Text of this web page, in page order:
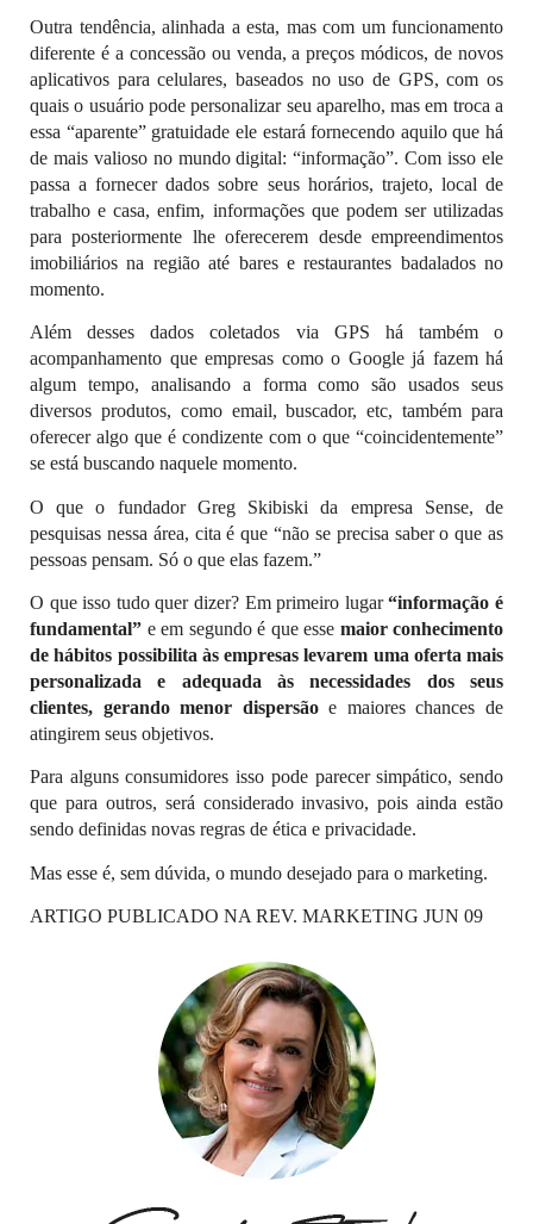
Outra tendência, alinhada a esta, mas com um funcionamento
diferente é a concessão ou venda, a preços módicos, de novos
aplicativos para celulares, baseados no uso de GPS, com os
quais o usuário pode personalizar seu aparelho, mas em troca a
essa “aparente” gratuidade ele estará fornecendo aquilo que há
de mais valioso no mundo digital: “informação”. Com isso ele
passa a fornecer dados sobre seus horários, trajeto, local de
trabalho e casa, enfim, informações que podem ser utilizadas
para posteriormente lhe oferecerem desde empreendimentos
imobiliários na região até bares e restaurantes badalados no
momento.
Além desses dados coletados via GPS há também o
acompanhamento que empresas como o Google já fazem há
algum tempo, analisando a forma como são usados seus
diversos produtos, como email, buscador, etc, também para
oferecer algo que é condizente com o que “coincidentemente”
se está buscando naquele momento.
O que o fundador Greg Skibiski da empresa Sense, de
pesquisas nessa área, cita é que “não se precisa saber o que as
pessoas pensam. Só o que elas fazem.”
O que isso tudo quer dizer? Em primeiro lugar“informação é
fundamental” e em segundo é que esse maior conhecimento
de hábitos possibilita às empresas levarem uma oferta mais
personalizada e adequada às necessidades dos seus
clientes, gerando menor dispersãoe maiores chances de
atingirem seus objetivos.
Para alguns consumidores isso pode parecer simpático, sendo
que para outros, será considerado invasivo, pois ainda estão
sendo definidas novas regras de ética e privacidade.
Mas esse é, sem dúvida, o mundo desejado para o marketing.
ARTIGO PUBLICADO NA REV. MARKETING JUN 09